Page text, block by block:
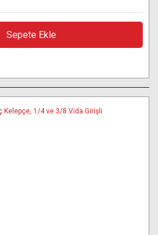
Sepete Ekle